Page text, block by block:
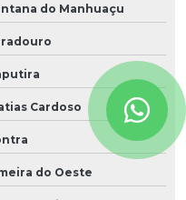
do Manhuaçu
Cardoso
do Oeste